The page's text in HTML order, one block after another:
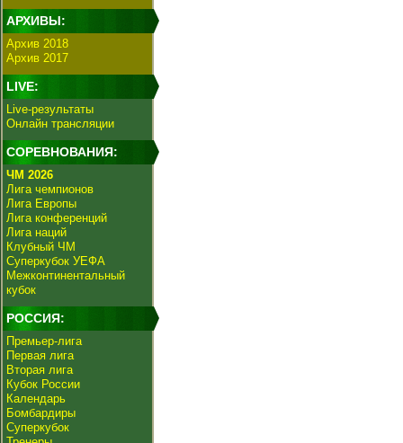
АРХИВЫ:
Архив 2018
Архив 2017
LIVE:
Live-результаты
Онлайн трансляции
СОРЕВНОВАНИЯ:
ЧМ 2026
Лига чемпионов
Лига Европы
Лига конференций
Лига наций
Клубный ЧМ
Суперкубок УЕФА
Межконтинентальный
кубок
РОССИЯ:
Премьер-лига
Первая лига
Вторая лига
Кубок России
Календарь
Бомбардиры
Суперкубок